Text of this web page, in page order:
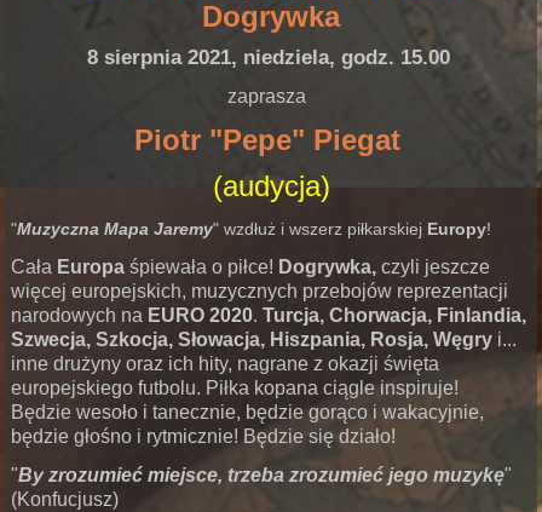
Dogrywka
8 sierpnia 2021, niedziela, godz. 15.00
zaprasza
Piotr "Pepe" Piegat
(audycja)
"Muzyczna Mapa Jaremy" wzdłuż i wszerz piłkarskiej Europy!
Cała Europa śpiewała o piłce! Dogrywka, czyli jeszcze
więcej europejskich, muzycznych przebojów reprezentacji
narodowych na EURO 2020.Turcja, Chorwacja, Finlandia,
Szwecja, Szkocja, Słowacja, Hiszpania, Rosja, Węgry i...
inne drużyny oraz ich hity, nagrane z okazji święta
europejskiego futbolu. Piłka kopana ciągle inspiruje!
Będzie wesoło i tanecznie, będzie gorąco i wakacyjnie,
będzie głośno i rytmicznie! Będzie się działo!
"By zrozumieć miejsce, trzeba zrozumieć jego muzykę"
(Konfucjusz)